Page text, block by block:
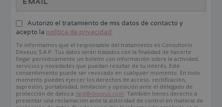
Autorizo el tratamiento de mis datos de contacto y
acepto la política de privacidad.
Te informamos que el responsable del tratamiento es Consultorio
Dexeus, S.A.P. Tus datos serán tratados con la finalidad de hacerte
llegar periódicamente un boletín con información sobre la actividad,
servicios y novedades que puedan resultar de tu interés. Este
consentimiento puede ser revocado en cualquier momento. En todo
momento puedes ejercer los derechos de acceso, rectificación,
supresión, portabilidad, limitación y oposición ante el delegado de
protección de datos a dpd@dexeus.com . También tienes derecho a
presentar una reclamación ante la autoridad de control en materia de